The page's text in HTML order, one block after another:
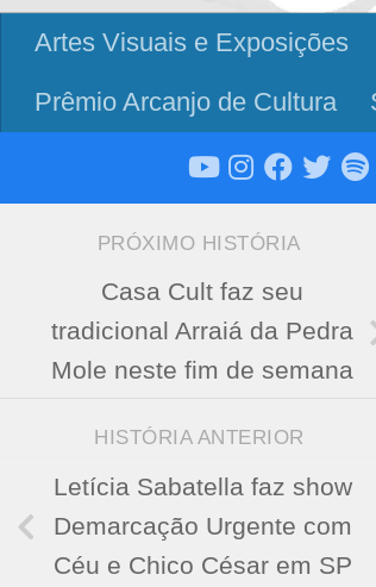
Artes Visuais e Exposições
Prêmio Arcanjo de Cultura
PRÓXIMO HISTÓRIA
Casa Cult faz seu
tradicional Arraiá da Pedra
Mole neste fim de semana
HISTÓRIA ANTERIOR
Letícia Sabatella faz show
Demarcação Urgente com
Céu e Chico César em SP